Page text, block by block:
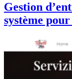
Gestion
système